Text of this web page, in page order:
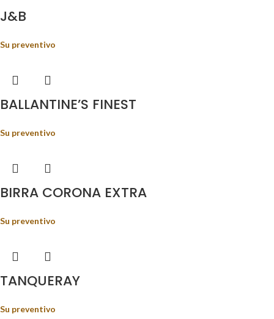
J&B
Su preventivo
BALLANTINE’S FINEST
Su preventivo
BIRRA CORONA EXTRA
Su preventivo
TANQUERAY
Su preventivo